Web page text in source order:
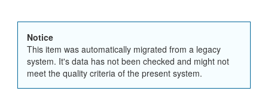
Notice
This item was automatically migrated from a legacy
system. It's data has not been checked and might not
meet the quality criteria of the present system.